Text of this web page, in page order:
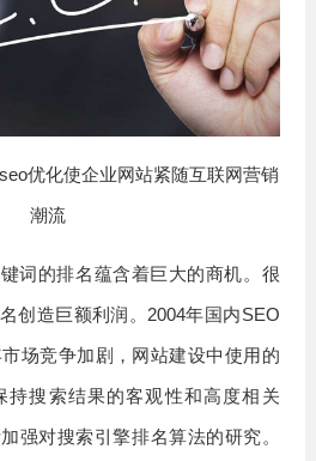
优化使企业网站紧随互联网营销
潮流
词的排名蕴含着巨大的商机。很
创造巨额利润。2004年国内SEO
场竞争加剧，网站建设中使用的
持搜索结果的客观性和高度相关
强对搜索引擎排名算法的研究。